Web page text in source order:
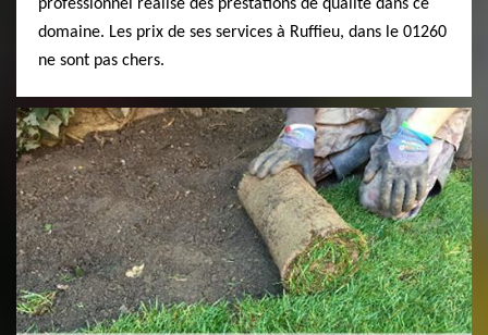
professionnel réalise des prestations de qualité dans ce
domaine. Les prix de ses services à Ruffieu, dans le 01260
ne sont pas chers.